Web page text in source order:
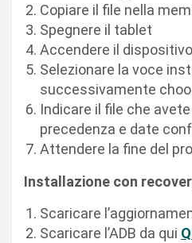
Copiare il file nella
Spegnere il tablet
Accendere il
Selezionare la voce
successivamente
Indicare il file che
precedenza e date
Attendere la fine del
Installazione con
Scaricare
Scaricare l’ADB da qui